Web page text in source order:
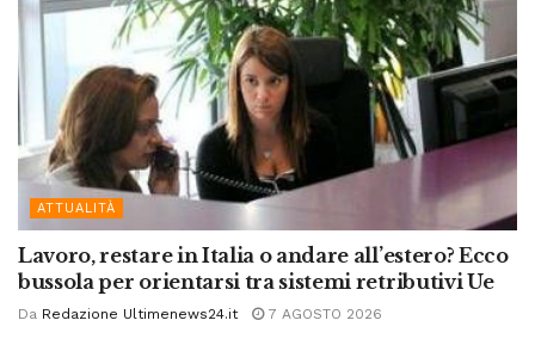
ATTUALITÀ
Lavoro, restare in Italia o andare all’estero? Ecco
bussola per orientarsi tra sistemi retributivi Ue
Da Redazione Ultimenews24.it 7 AGOSTO 2026